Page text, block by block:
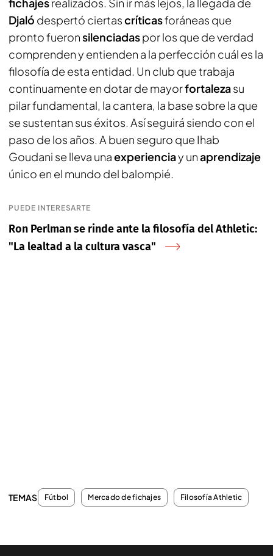
Djaló despertó ciertascríticasforáneas que
pronto fueronsilenciadaspor los que de verdad
comprenden y entienden a la perfección cuál es la
filosofía de esta entidad. Un club que trabaja
continuamente en dotar de mayorfortalezasu
pilar fundamental, la cantera, la base sobre la que
se sustentan sus éxitos. Así seguirá siendo con el
paso de los años. A buen seguro que Ihab
Goudani se lleva unaexperienciay unaprendizaje
único en el mundo del balompié.
PUEDE INTERESARTE
Ron Perlman se rinde ante la filosofía del Athletic:
"La lealtad a la cultura vasca"
TEMAS Fútbol Mercado de fichajes Filosofía Athletic